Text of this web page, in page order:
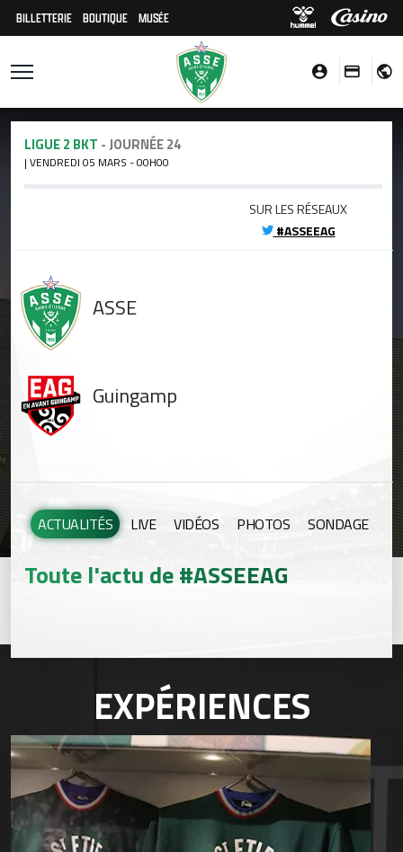
BILLETTERIE BOUTIQUE MUSÉE
LIGUE 2 BKT - JOURNÉE 24
| VENDREDI 05 MARS - 00H00
SUR LES RÉSEAUX
#ASSEEAG
ASSE
Guingamp
ACTUALITÉS LIVE VIDÉOS PHOTOS SONDAGE
Toute l'actu de #ASSEEAG
EXPÉRIENCES